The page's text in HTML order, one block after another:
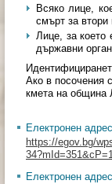
Всяко лице,
смърт за
Лице, за което
държавни
Ако в посочения
кмета на община
Електронен
https://egov.bg/
Електронен